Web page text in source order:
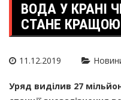
ВОДА У КРАНІ
СТАНЕ КРАЩОЮ
11.12.2019
Уряд виділив 27